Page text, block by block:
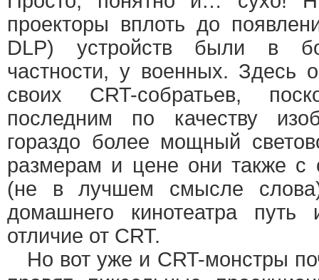
проекторы вплоть до
DLP) устройств были в
частности, у военных. Здесь
своих CRT-собратьев,
последним по качеству
гораздо более мощный
размерам и цене они также с
(не в лучшем смысле
домашнего кинотеатра
отличие от CRT.
Но вот уже и CRT-монстры